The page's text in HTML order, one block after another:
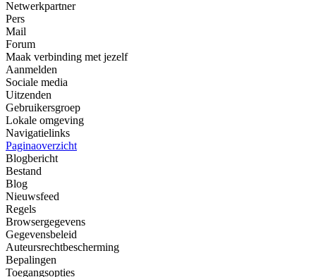
Netwerkpartner
Pers
Mail
Forum
Maak verbinding met jezelf
Aanmelden
Sociale media
Uitzenden
Gebruikersgroep
Lokale omgeving
Navigatielinks
Paginaoverzicht
Blogbericht
Bestand
Blog
Nieuwsfeed
Regels
Browsergegevens
Gegevensbeleid
Auteursrechtbescherming
Bepalingen
Toegangsopties